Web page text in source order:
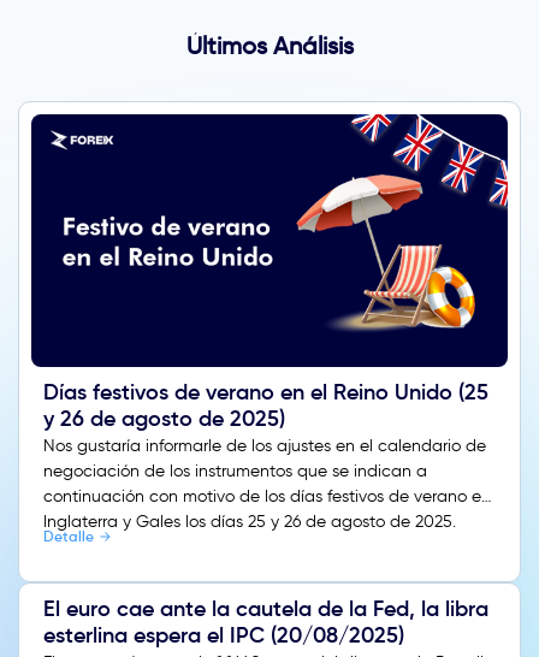
Últimos Análisis
Días festivos de verano en el Reino Unido (25
y 26 de agosto de 2025)
Nos gustaría informarle de los ajustes en el calendario de
negociación de los instrumentos que se indican a
continuación con motivo de los días festivos de verano en
Inglaterra y Gales los días 25 y 26 de agosto de 2025.
Detalle
El euro cae ante la cautela de la Fed, la libra
esterlina espera el IPC (20/08/2025)